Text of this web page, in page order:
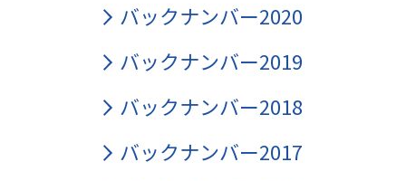
バックナンバー2020
バックナンバー2019
バックナンバー2018
バックナンバー2017